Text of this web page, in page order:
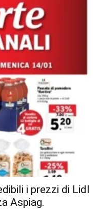
i prezzi di Lidl
Aspiag.